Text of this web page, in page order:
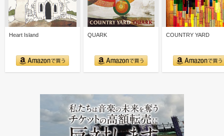
Heart Island QUARK COUNTRY YARD